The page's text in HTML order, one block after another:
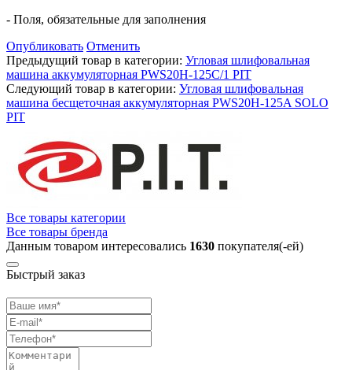
- Поля, обязательные для заполнения
Опубликовать Отменить
Предыдущий товар в категории: Угловая шлифовальная
машина аккумуляторная PWS20H-125С/1 PIT
Следующий товар в категории: Угловая шлифовальная
машина бесщеточная аккумуляторная PWS20H-125A SOLO
PIT
Все товары категории
Все товары бренда
Данным товаром интересовались 1630 покупателя(-ей)
Быстрый заказ